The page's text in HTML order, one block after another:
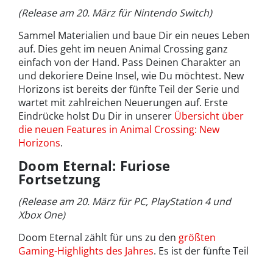
(Release am 20. März für Nintendo Switch)
Sammel Materialien und baue Dir ein neues Leben
auf. Dies geht im neuen Animal Crossing ganz
einfach von der Hand. Pass Deinen Charakter an
und dekoriere Deine Insel, wie Du möchtest. New
Horizons ist bereits der fünfte Teil der Serie und
wartet mit zahlreichen Neuerungen auf. Erste
Eindrücke holst Du Dir in unserer Übersicht über
die neuen Features in Animal Crossing: New
Horizons.
Doom Eternal: Furiose
Fortsetzung
(Release am 20. März für PC, PlayStation 4 und
Xbox One)
Doom Eternal zählt für uns zu den größten
Gaming-Highlights des Jahres. Es ist der fünfte Teil